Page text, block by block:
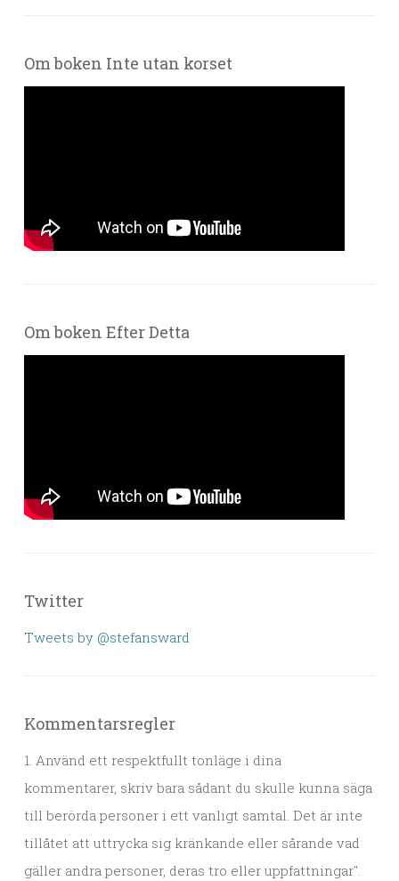
Om boken Inte utan korset
Om boken Efter Detta
Twitter
Tweets by @stefansward
Kommentarsregler
1. Använd ett respektfullt tonläge i dina
kommentarer, skriv bara sådant du skulle kunna säga
till berörda personer i ett vanligt samtal. Det är inte
tillåtet att uttrycka sig kränkande eller sårande vad
gäller andra personer, deras tro eller uppfattningar".